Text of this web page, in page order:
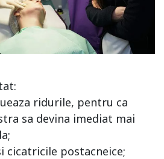
ridurile, pentru ca
sa devina imediat mai
cicatricile postacneice;